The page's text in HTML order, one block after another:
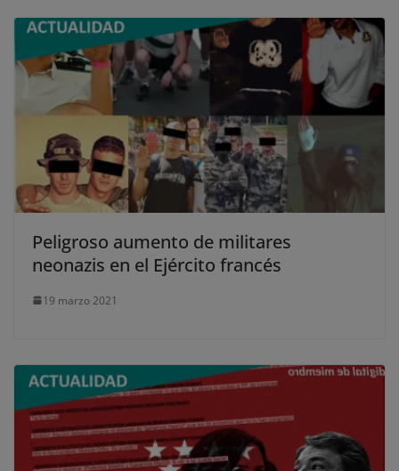
Peligroso aumento de militares
neonazis en el Ejército francés
19 marzo 2021